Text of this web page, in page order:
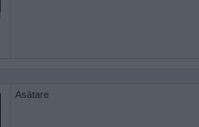
Asätare